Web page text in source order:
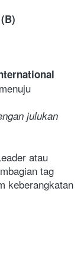
julukan
atau
tag
keberangkatan